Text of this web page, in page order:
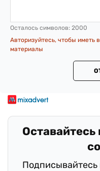
Осталось символов: 2000
Авторизуйтесь, чтобы иметь
материалы
Оставайтесь
Подписывайтесь